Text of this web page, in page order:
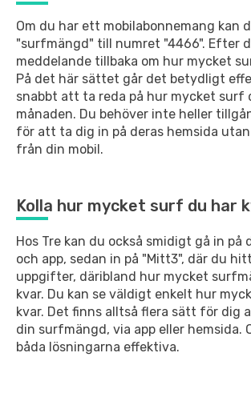
Om du har ett mobilabonnemang kan
"surfmängd" till numret "4466". Efter
meddelande tillbaka om hur mycket
På det här sättet går det betydligt
snabbt att ta reda på hur mycket surf
månaden. Du behöver inte heller
för att ta dig in på deras hemsida
från din mobil.
Kolla hur mycket surf du har
Hos Tre kan du också smidigt gå in på
och app, sedan in på "Mitt3", där du
uppgifter, däribland hur mycket
kvar. Du kan se väldigt enkelt hur
kvar. Det finns alltså flera sätt för dig
din surfmängd, via app eller hemsida.
båda lösningarna effektiva.